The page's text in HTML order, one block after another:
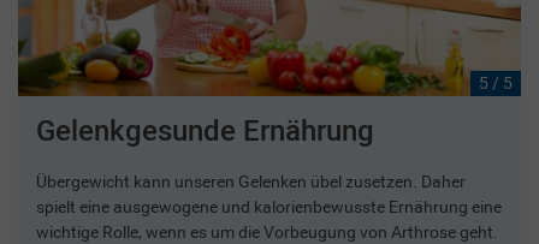
5 / 5
Gelenkgesunde Ernährung
Übergewicht kann unseren Gelenken übel zusetzen. Daher
spielt eine ausgewogene und kalorienbewusste Ernährung eine
wichtige Rolle, wenn es um die Vorbeugung von Arthrose geht.